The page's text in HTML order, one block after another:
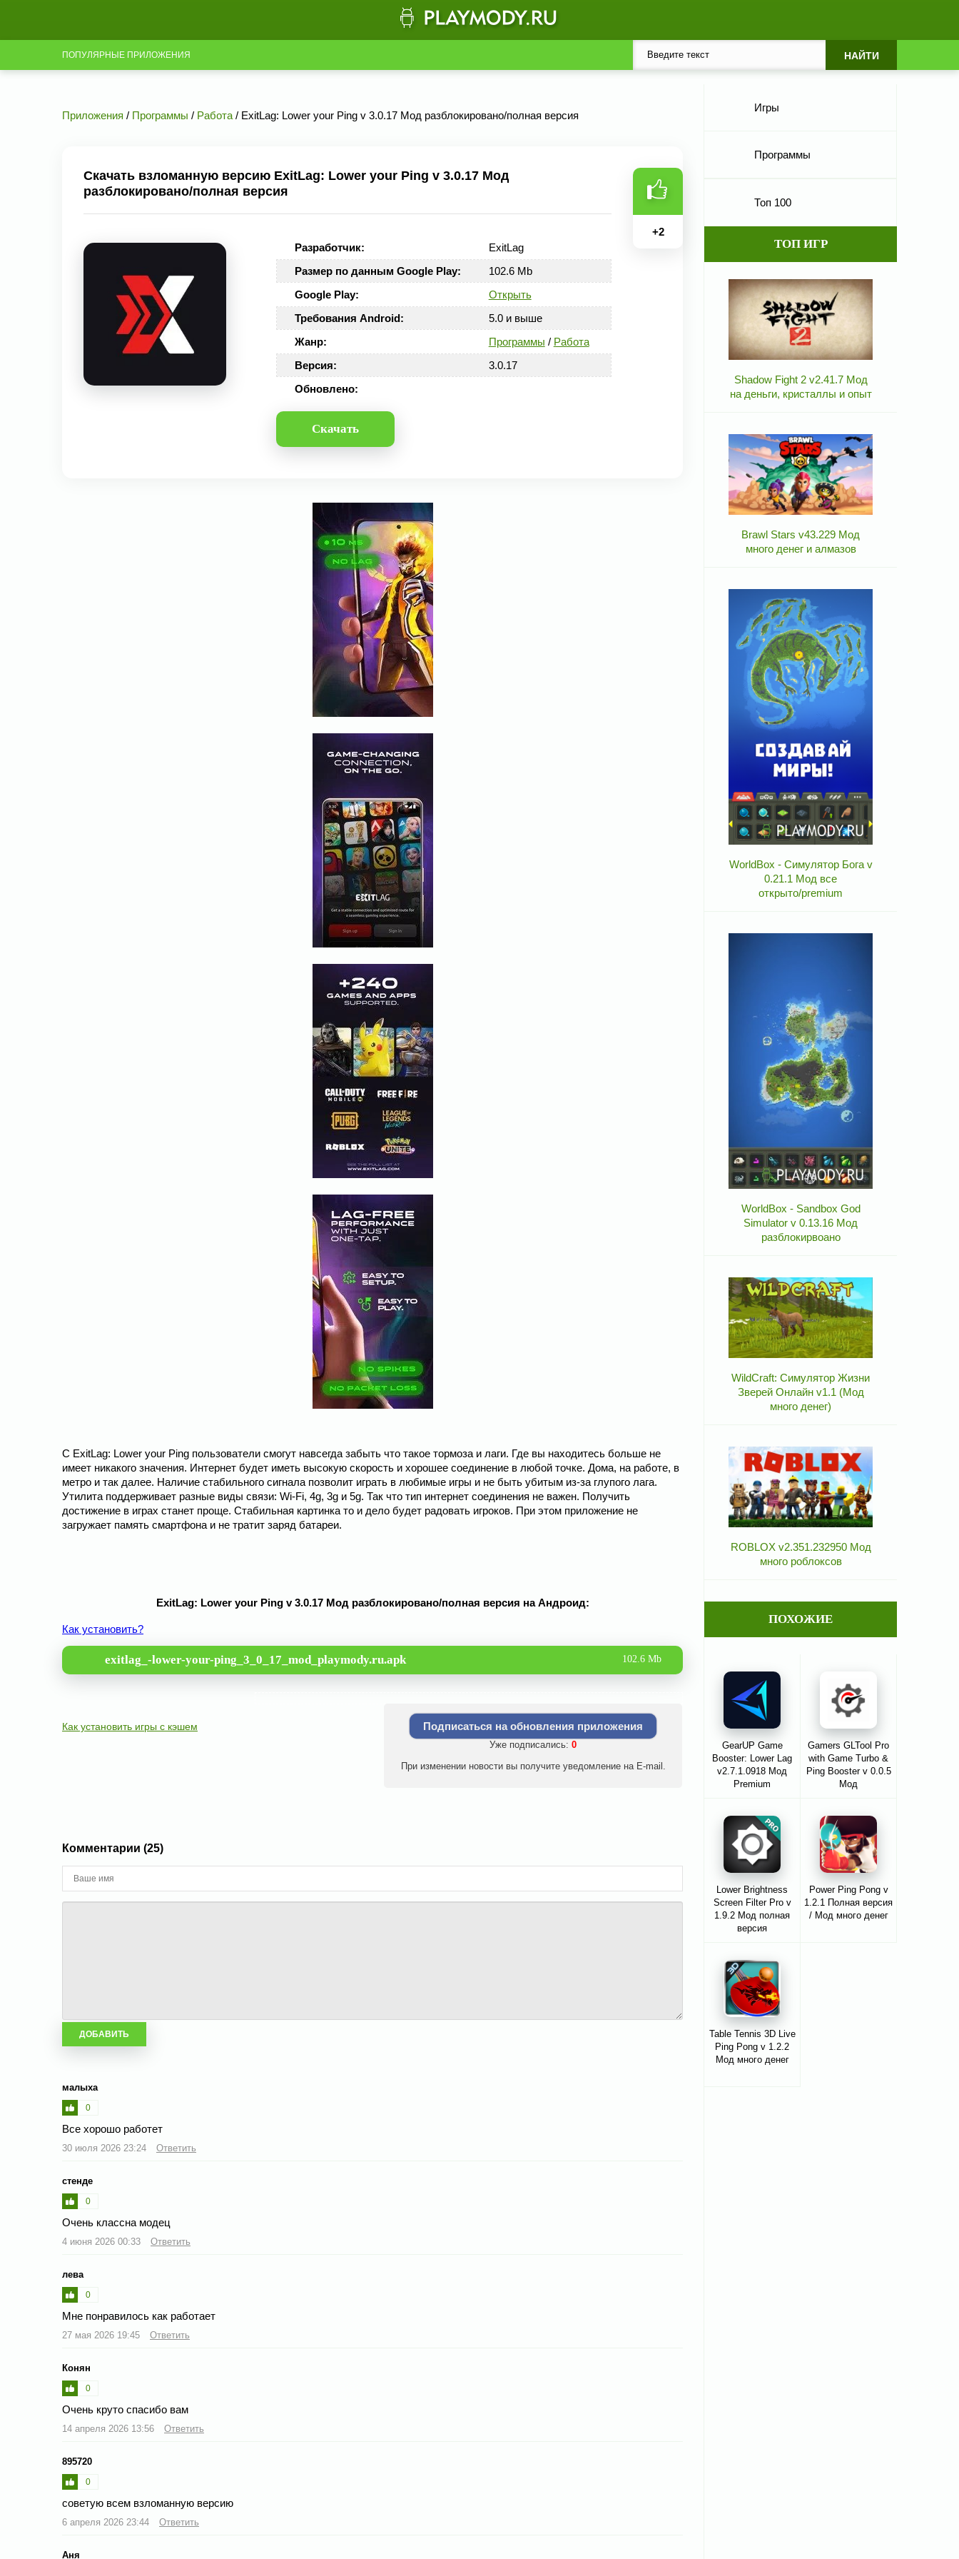
ПОПУЛЯРНЫЕ ПРИЛОЖЕНИЯ
Приложения / Программы / Работа / ExitLag: Lower your Ping v 3.0.17 Мод разблокировано/полная версия
Скачать взломанную версию ExitLag: Lower your Ping v 3.0.17 Мод
разблокировано/полная версия
Разработчик:
ExitLag
Размер по данным Google Play:
102.6 Mb
Google Play:
Открыть
Требования Android:
5.0 и выше
Жанр:
Программы / Работа
Версия:
3.0.17
Обновлено:
Скачать
+2
С ExitLag: Lower your Ping пользователи смогут навсегда забыть что такое тормоза и лаги. Где вы находитесь больше не
имеет никакого значения. Интернет будет иметь высокую скорость и хорошее соединение в любой точке. Дома, на работе, в
метро и так далее. Наличие стабильного сигнала позволит играть в любимые игры и не быть убитым из-за глупого лага.
Утилита поддерживает разные виды связи: Wi-Fi, 4g, 3g и 5g. Так что тип интернет соединения не важен. Получить
достижение в играх станет проще. Стабильная картинка то и дело будет радовать игроков. При этом приложение не
загружает память смартфона и не тратит заряд батареи.
ExitLag: Lower your Ping v 3.0.17 Мод разблокировано/полная версия на Андроид:
Как установить?
exitlag_-lower-your-ping_3_0_17_mod_playmody.ru.apk 102.6 Mb
Как установить игры с кэшем Подписаться на обновления приложения
Уже подписались: 0
При изменении новости вы получите уведомление на E-mail.
Комментарии (25)
малыха
0
Все хорошо работет
30 июля 2026 23:24 Ответить
стенде
0
Очень классна модец
4 июня 2026 00:33 Ответить
лева
0
Мне понравилось как работает
27 мая 2026 19:45 Ответить
Конян
0
Очень круто спасибо вам
14 апреля 2026 13:56 Ответить
895720
0
советую всем взломанную версию
6 апреля 2026 23:44 Ответить
Аня
Игры
Программы
Топ 100
ТОП ИГР
Shadow Fight 2 v2.41.7 Мод
на деньги, кристаллы и опыт
Brawl Stars v43.229 Мод
много денег и алмазов
WorldBox - Симулятор Бога v
0.21.1 Мод все
открыто/premium
WorldBox - Sandbox God
Simulator v 0.13.16 Мод
разблокирвоано
WildCraft: Симулятор Жизни
Зверей Онлайн v1.1 (Мод
много денег)
ROBLOX v2.351.232950 Мод
много роблоксов
ПОХОЖИЕ
GearUP Game
Booster: Lower Lag
v2.7.1.0918 Мод
Premium
Gamers GLTool Pro
with Game Turbo &
Ping Booster v 0.0.5
Мод
Lower Brightness
Screen Filter Pro v
1.9.2 Мод полная
версия
Power Ping Pong v
1.2.1 Полная версия
/ Мод много денег
Table Tennis 3D Live
Ping Pong v 1.2.2
Мод много денег